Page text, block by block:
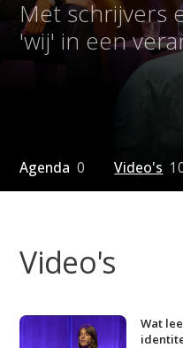
Met schrijvers
'wij' in een
Agenda 0 Video's
Video's
Wat